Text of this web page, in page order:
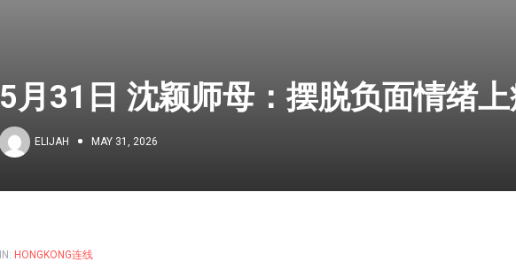
5月31日 沈颖师母：摆脱负面情绪
ELIJAH MAY 31, 2026
IN: HONGKONG连线